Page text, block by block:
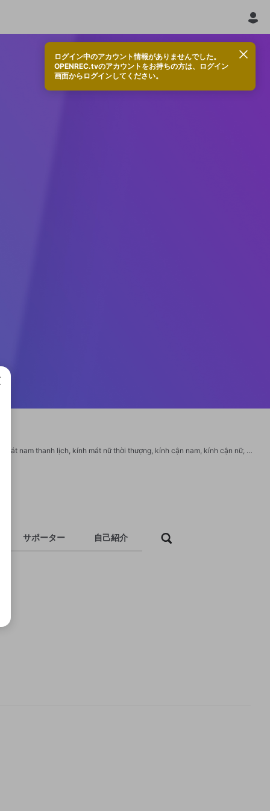
ログイン中のアカウント情報がありませんでした。
OPENREC.tvのアカウントをお持ちの方は、ログイン
画面からログインしてください。
Sunwear thành lập 2008, chuyên mắt kính chính hãng tại TPHCM. Đa dạng kính mát nam thanh lịch, kính mát nữ thời thượng, kính cận nam, kính cận nữ, kính chuyên dụng & tròng kính chất lượng. Thương hiệu nổi tiếng: Montblanc, Gucci, Ray-Ban, Police... Nhập khẩu chính hãng, tem BCA chống giả, bảo hành đầy đủ. Mua online https://sunwear.vn/ giảm 10%. https://sunwear.vn/ https://x.com/sunwearvn https://www.youtube.com/@sunwearvn1 https://www.pinterest.com/sunwearvn/_profile/ https://www.twitch.tv/sunwearvn1/about https://www.reddit.com/user/sunwearvn/ https://500px.com/p/sunwearvn?view=photos https://gravatar.com/sunwearvn https://www.tumblr.com/sunwearvn1 https://about.me/sunwearvn https://www.passes.com/sunwearvn https://secondstreet.ru/profile/sunwearvn/ https://github.com/sunwearvn1 https://pc.poradna.net/users/1149377099-sunwearvn https://snippet.host/oyjzwt https://www.speedway-world.pl/forum/member.php?action=profile&uid=441768 https://forums.starcontrol.com/user/7642258 https://www
サポーター 自己紹介